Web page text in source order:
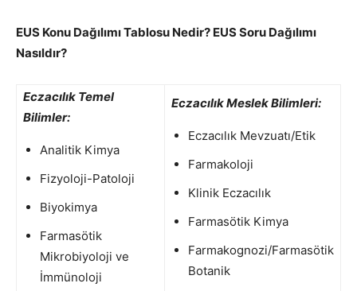
EUS Konu Dağılımı Tablosu Nedir? EUS Soru Dağılımı
Nasıldır?
Eczacılık Temel
Bilimler:
Analitik Kimya
Fizyoloji-Patoloji
Biyokimya
Farmasötik
Mikrobiyoloji ve
İmmünoloji
Eczacılık Meslek Bilimleri:
Eczacılık Mevzuatı/Etik
Farmakoloji
Klinik Eczacılık
Farmasötik Kimya
Farmakognozi/Farmasötik
Botanik